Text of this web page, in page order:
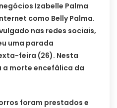
Izabelle Palma
como Belly Palma.
nas redes sociais,
uma parada
feira (26). Nesta
morte encefálica da
foram prestados e